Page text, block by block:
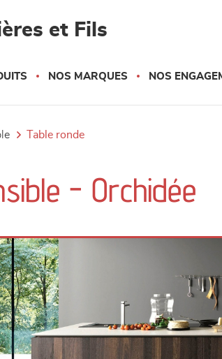
et Fils
NOS MARQUES NOS
table ronde
- Orchidée